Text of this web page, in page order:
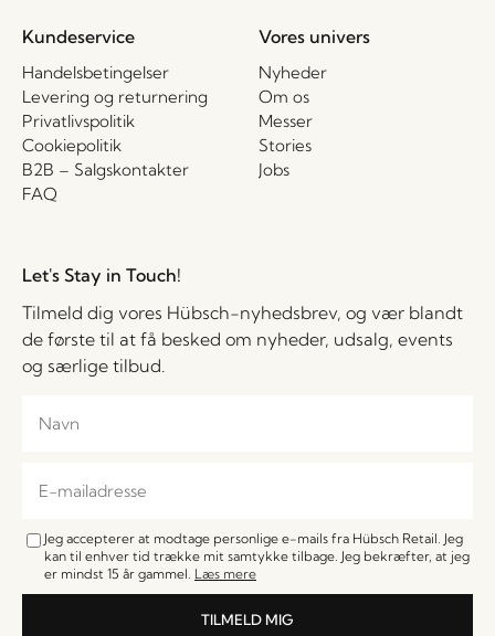
Kundeservice
Handelsbetingelser
Levering og returnering
Privatlivspolitik
Cookiepolitik
B2B – Salgskontakter
FAQ
Vores univers
Nyheder
Om os
Messer
Stories
Jobs
Let's Stay in Touch!
Tilmeld dig vores Hübsch-nyhedsbrev, og vær blandt
de første til at få besked om nyheder, udsalg, events
og særlige tilbud.
Jeg accepterer at modtage personlige e-mails fra Hübsch Retail. Jeg
kan til enhver tid trække mit samtykke tilbage. Jeg bekræfter, at jeg
er mindst 15 år gammel. Læs mere
TILMELD MIG